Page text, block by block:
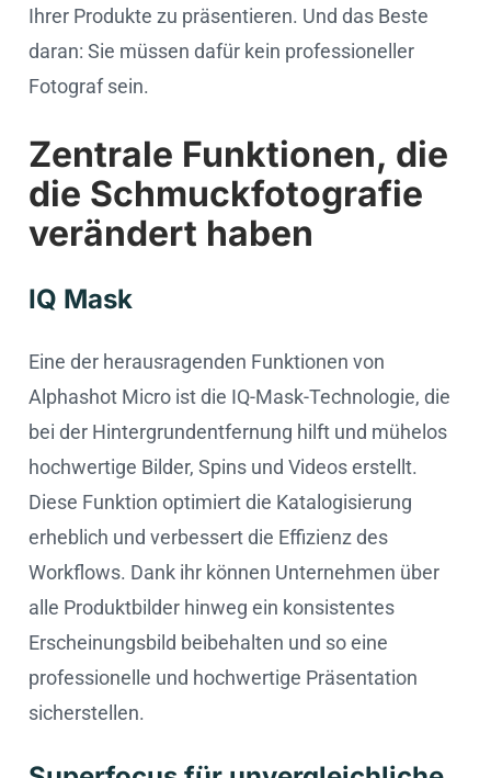
Ihrer Produkte zu präsentieren. Und das Beste
daran: Sie müssen dafür kein professioneller
Fotograf sein.
Zentrale Funktionen, die
die Schmuckfotografie
verändert haben
IQ Mask
Eine der herausragenden Funktionen von
Alphashot Micro ist die IQ-Mask-Technologie, die
bei der Hintergrundentfernung hilft und mühelos
hochwertige Bilder, Spins und Videos erstellt.
Diese Funktion optimiert die Katalogisierung
erheblich und verbessert die Effizienz des
Workflows. Dank ihr können Unternehmen über
alle Produktbilder hinweg ein konsistentes
Erscheinungsbild beibehalten und so eine
professionelle und hochwertige Präsentation
sicherstellen.